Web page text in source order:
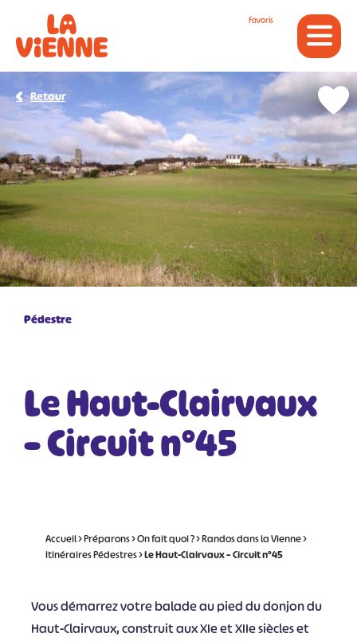
Favoris
Pédestre
Le Haut-Clairvaux
– Circuit n°45
Retour
Accueil>Préparons>On fait quoi ?>Randos dans la Vienne>
Itinéraires Pédestres>Le Haut-Clairvaux – Circuit n°45
Vous démarrez votre balade au pied du donjon du
Haut-Clairvaux, construit aux XIe et XIIe siècles et